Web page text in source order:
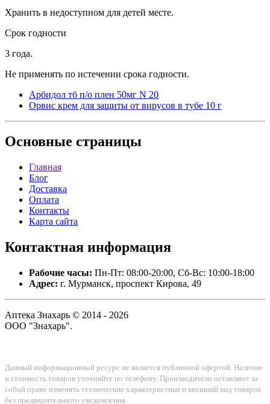
Хранить в недоступном для детей месте.
Срок годности
3 года.
Не применять по истечении срока годности.
Арбидол тб п/о плен 50мг N 20
Орвис крем для защиты от вирусов в тубе 10 г
Основные страницы
Главная
Блог
Доставка
Оплата
Контакты
Карта сайта
Контактная информация
Рабочие часы: Пн-Пт: 08:00-20:00, Сб-Вс: 10:00-18:00
Адрес: г. Мурманск, проспект Кирова, 49
Аптека Знахарь © 2014 - 2026
ООО "Знахарь".
Данный информационный ресурс не является публичной офертой. Наличие
и стоимость товаров уточняйте по телефону. Производители оставляют за
собой право изменять технические характеристики и внешний вид товаров
без предварительного уведомления.